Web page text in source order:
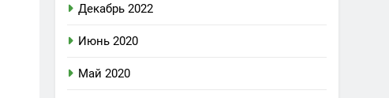
Декабрь 2022
Июнь 2020
Май 2020